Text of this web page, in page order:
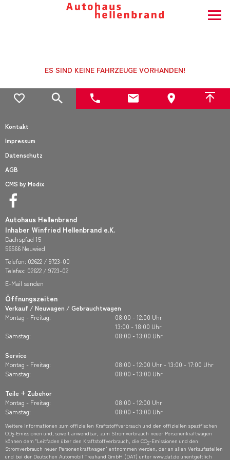
ES SIND KEINE FAHRZEUGE VORHANDEN!
Kontakt
Impressum
Datenschutz
AGB
CMS by Modix
Autohaus Hellenbrand
Inhaber Winfried Hellenbrand e.K.
Dachspfad 15
56566 Neuwied
Telefon: 02622 / 9723-00
Telefax: 02622 / 9723-02
E-Mail senden
Öffnungszeiten
Verkauf / Neuwagen / Gebrauchtwagen
Montag - Freitag:
08:00 - 12:00 Uhr
13:00 - 18:00 Uhr
Samstag:
08:00 - 13:00 Uhr
Service
Montag - Freitag:
08:00 - 12:00 Uhr - 13:00 - 17:00 Uhr
Samstag:
08:00 - 13:00 Uhr
Teile + Zubehör
Montag - Freitag:
08:00 - 12:00 Uhr
Samstag:
08:00 - 13:00 Uhr
Weitere Informationen zum offiziellen Kraftstoffverbrauch und den offiziellen spezifischen
CO2-Emissionen und, soweit anwendbar, zum Stromverbrauch neuer Personenkraftwagen
können dem "Leitfaden über den Kraftstoffverbrauch, die CO2-Emissionen und den
Stromverbrauch neuer Personenkraftwagen" entnommen werden, der an allen Verkaufsstellen
und bei der Deutschen Automobil Treuhand GmbH (DAT) unter www.dat.de unentgeltlich